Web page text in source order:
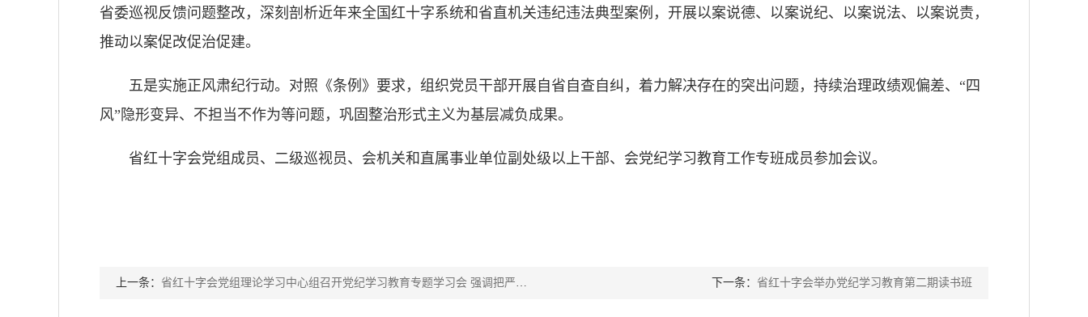
省委巡视反馈问题整改，深刻剖析近年来全国红十字系统和省直机关违纪违法典型案例，开展以案说德、以案说纪、以案说法、以案说责，
推动以案促改促治促建。
五是实施正风肃纪行动。对照《条例》要求，组织党员干部开展自省自查自纠，着力解决存在的突出问题，持续治理政绩观偏差、“四
风”隐形变异、不担当不作为等问题，巩固整治形式主义为基层减负成果。
省红十字会党组成员、二级巡视员、会机关和直属事业单位副处级以上干部、会党纪学习教育工作专班成员参加会议。
上一条： 省红十字会党组理论学习中心组召开党纪学习教育专题学习会 强调把严明政治纪律和政治规矩摆在突出位置 下一条： 省红十字会举办党纪学习教育第二期读书班